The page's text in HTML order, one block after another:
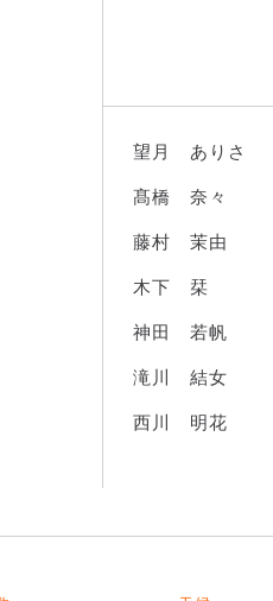
望月 ありさ
髙橋 奈々
藤村 茉由
木下 栞
神田 若帆
滝川 結女
西川 明花